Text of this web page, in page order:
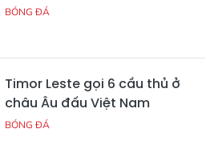
BÓNG ĐÁ
Timor Leste gọi 6 cầu thủ ở
châu Âu đấu Việt Nam
BÓNG ĐÁ